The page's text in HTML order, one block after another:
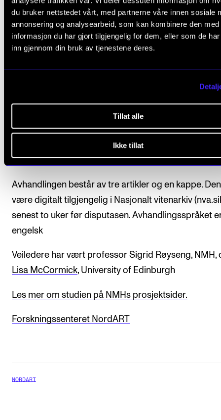
du bruker nettstedet vårt, med partnerne våre innen sosiale
annonsering og analysearbeid, som kan kombinere den med
informasjon du har gjort tilgjengelig for dem, eller som de
inn gjennom din bruk av tjenestene deres.
Tillat alle
Ikke tillat
gi begrensninger knyttet til lyd- og bildegjengivelse.
Forskningssenter:NordART
Om avhandlingen
Avhandlingen består av tre artikler og en kappe.
være digitalt tilgjengelig i Nasjonalt vitenarkiv
senest to uker før disputasen. Avhandlingsspråket
engelsk
Veiledere har vært professor Sigrid Røyseng, NMH,
Lisa McCormick, University of Edinburgh
Les mer om studien på NMHs prosjektsider.
Forskningssenteret NordART
NORDART